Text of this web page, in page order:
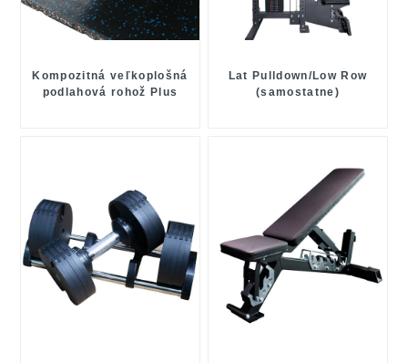
Kompozitná veľkoplošná
podlahová rohož Plus
Lat Pulldown/Low Row
(samostatne)